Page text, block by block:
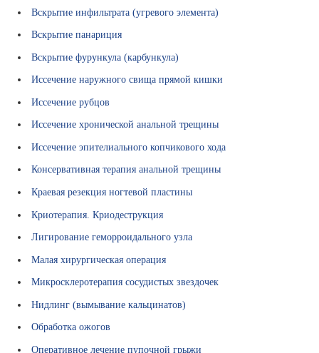
к
а
н
а
й
Вскрытие инфильтрата (угревого элемента)
Вскрытие панариция
Вскрытие фурункула (карбункула)
Иссечение наружного свища прямой кишки
Иссечение рубцов
Иссечение хронической анальной трещины
Иссечение эпителиального копчикового хода
Консервативная терапия анальной трещины
Краевая резекция ногтевой пластины
Криотерапия. Криодеструкция
Лигирование геморроидального узла
Малая хирургическая операция
Микросклеротерапия сосудистых звездочек
Нидлинг (вымывание кальцинатов)
Обработка ожогов
Оперативное лечение пупочной грыжи